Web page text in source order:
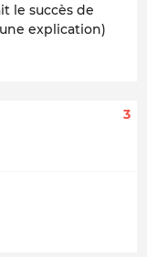
le succès de
explication)
3